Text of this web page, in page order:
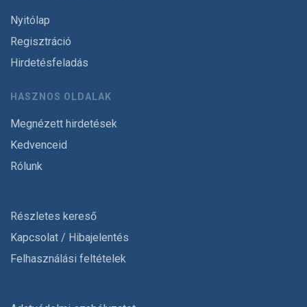
Nyitólap
Regisztráció
Hirdetésfeladás
HASZNOS OLDALAK
Megnézett hirdetések
Kedvenceid
Rólunk
Részletes kereső
Kapcsolat / Hibajelentés
Felhasználási feltételek